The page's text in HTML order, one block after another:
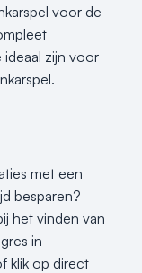
voor de
zijn voor
met een
besparen?
het vinden van
in
klik op direct